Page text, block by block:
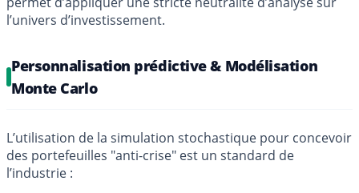
l’univers d’investissement.
Personnalisation prédictive & Modélisation
Monte Carlo
L’utilisation de la simulation stochastique pour concevoir
des portefeuilles "anti-crise" est un standard de
l’industrie :